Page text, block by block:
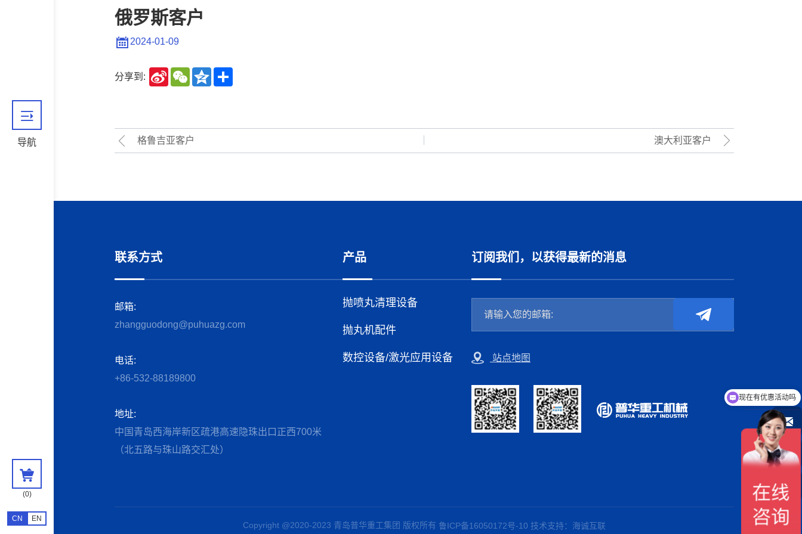
现在有优惠活动吗
导航
(0)
CN EN
俄罗斯客户
2024-01-09
分享到:
Sina
Weibo
WeChatQzone
格鲁吉亚客户 澳大利亚客户
联系方式
邮箱:
zhangguodong@puhuazg.com
电话:
+86-532-88189800
地址:
中国青岛西海岸新区疏港高速隐珠出口正西700米
（北五路与珠山路交汇处）
产品
抛喷丸清理设备
抛丸机配件
数控设备/激光应用设备
订阅我们，以获得最新的消息
站点地图
Copyright @2020-2023 青岛普华重工集团 版权所有 鲁ICP备16050172号-10 技术支持：海诚互联